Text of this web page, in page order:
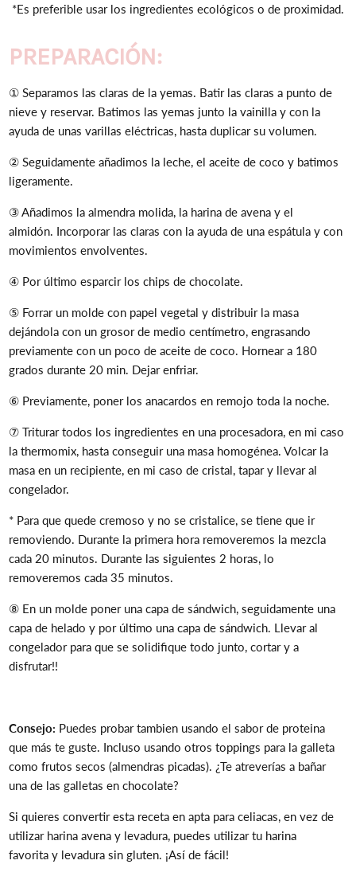
*Es preferible usar los ingredientes ecológicos o de proximidad.
PREPARACIÓN:
①Separamos las claras de la yemas. Batir las claras a punto de
nieve y reservar. Batimos las yemas junto la vainilla y con la
ayuda de unas varillas eléctricas, hasta duplicar su volumen.
②Seguidamente añadimos la leche, el aceite de coco y batimos
ligeramente.
③Añadimos la almendra molida, la harina de avena y el
almidón. Incorporar las claras con la ayuda de una espátula y con
movimientos envolventes.
④ Por último esparcir los chips de chocolate.
⑤ Forrar un molde con papel vegetal y distribuir la masa
dejándola con un grosor de medio centímetro, engrasando
previamente con un poco de aceite de coco. Hornear a 180
grados durante 20 min. Dejar enfriar.
⑥ Previamente, poner los anacardos en remojo toda la noche.
⑦ Triturar todos los ingredientes en una procesadora, en mi caso
la thermomix, hasta conseguir una masa homogénea.Volcar la
masa en un recipiente, en mi caso de cristal, tapar y llevar al
congelador.
* Para que quede cremoso y no se cristalice, se tiene que ir
removiendo. Durante la primera hora removeremos la mezcla
cada 20 minutos. Durante las siguientes 2 horas, lo
removeremos cada 35 minutos.
⑧ En un molde poner una capa de sándwich, seguidamente una
capa de helado y por último una capa de sándwich. Llevar al
congelador para que se solidifique todo junto, cortar y a
disfrutar!!
Consejo: Puedes probar tambien usando el sabor de proteina
que más te guste. Incluso usando otros toppings para la galleta
como frutos secos (almendras picadas). ¿Te atreverías a bañar
una de las galletas en chocolate?
Si quieres convertir esta receta en apta para celiacas, en vez de
utilizar harina avena y levadura, puedes utilizar tu harina
favorita y levadura sin gluten. ¡Así de fácil!